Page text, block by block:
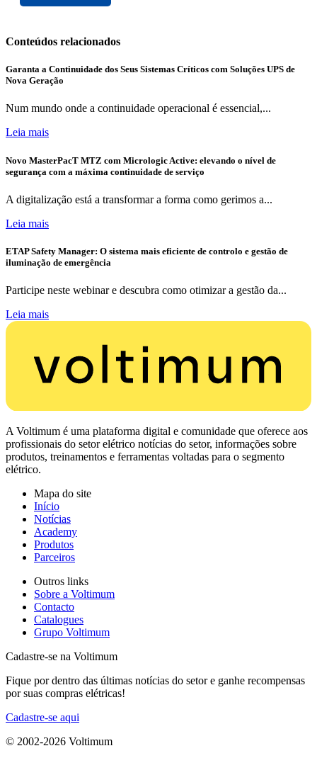
Conteúdos relacionados
Garanta a Continuidade dos Seus Sistemas Críticos com Soluções UPS de
Nova Geração
Num mundo onde a continuidade operacional é essencial,...
Leia mais
Novo MasterPacT MTZ com Micrologic Active: elevando o nível de
segurança com a máxima continuidade de serviço
A digitalização está a transformar a forma como gerimos a...
Leia mais
ETAP Safety Manager: O sistema mais eficiente de controlo e gestão de
iluminação de emergência
Participe neste webinar e descubra como otimizar a gestão da...
Leia mais
A Voltimum é uma plataforma digital e comunidade que oferece aos
profissionais do setor elétrico notícias do setor, informações sobre
produtos, treinamentos e ferramentas voltadas para o segmento
elétrico.
Mapa do site
Início
Notícias
Academy
Produtos
Parceiros
Outros links
Sobre a Voltimum
Contacto
Catalogues
Grupo Voltimum
Cadastre-se na Voltimum
Fique por dentro das últimas notícias do setor e ganhe recompensas
por suas compras elétricas!
Cadastre-se aqui
© 2002-2026 Voltimum